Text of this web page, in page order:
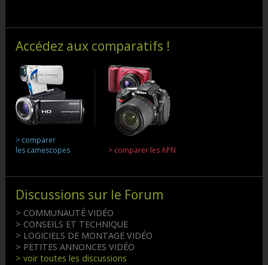
Accédez aux comparatifs !
> comparer
les camescopes
> comparer les APN
Discussions sur le Forum
> COMMUNAUTÉ VIDÉO
> CONSEILS ET TECHNIQUE
> LOGICIELS DE MONTAGE VIDÉO
> PETITES ANNONCES VIDÉO
> voir toutes les discussions